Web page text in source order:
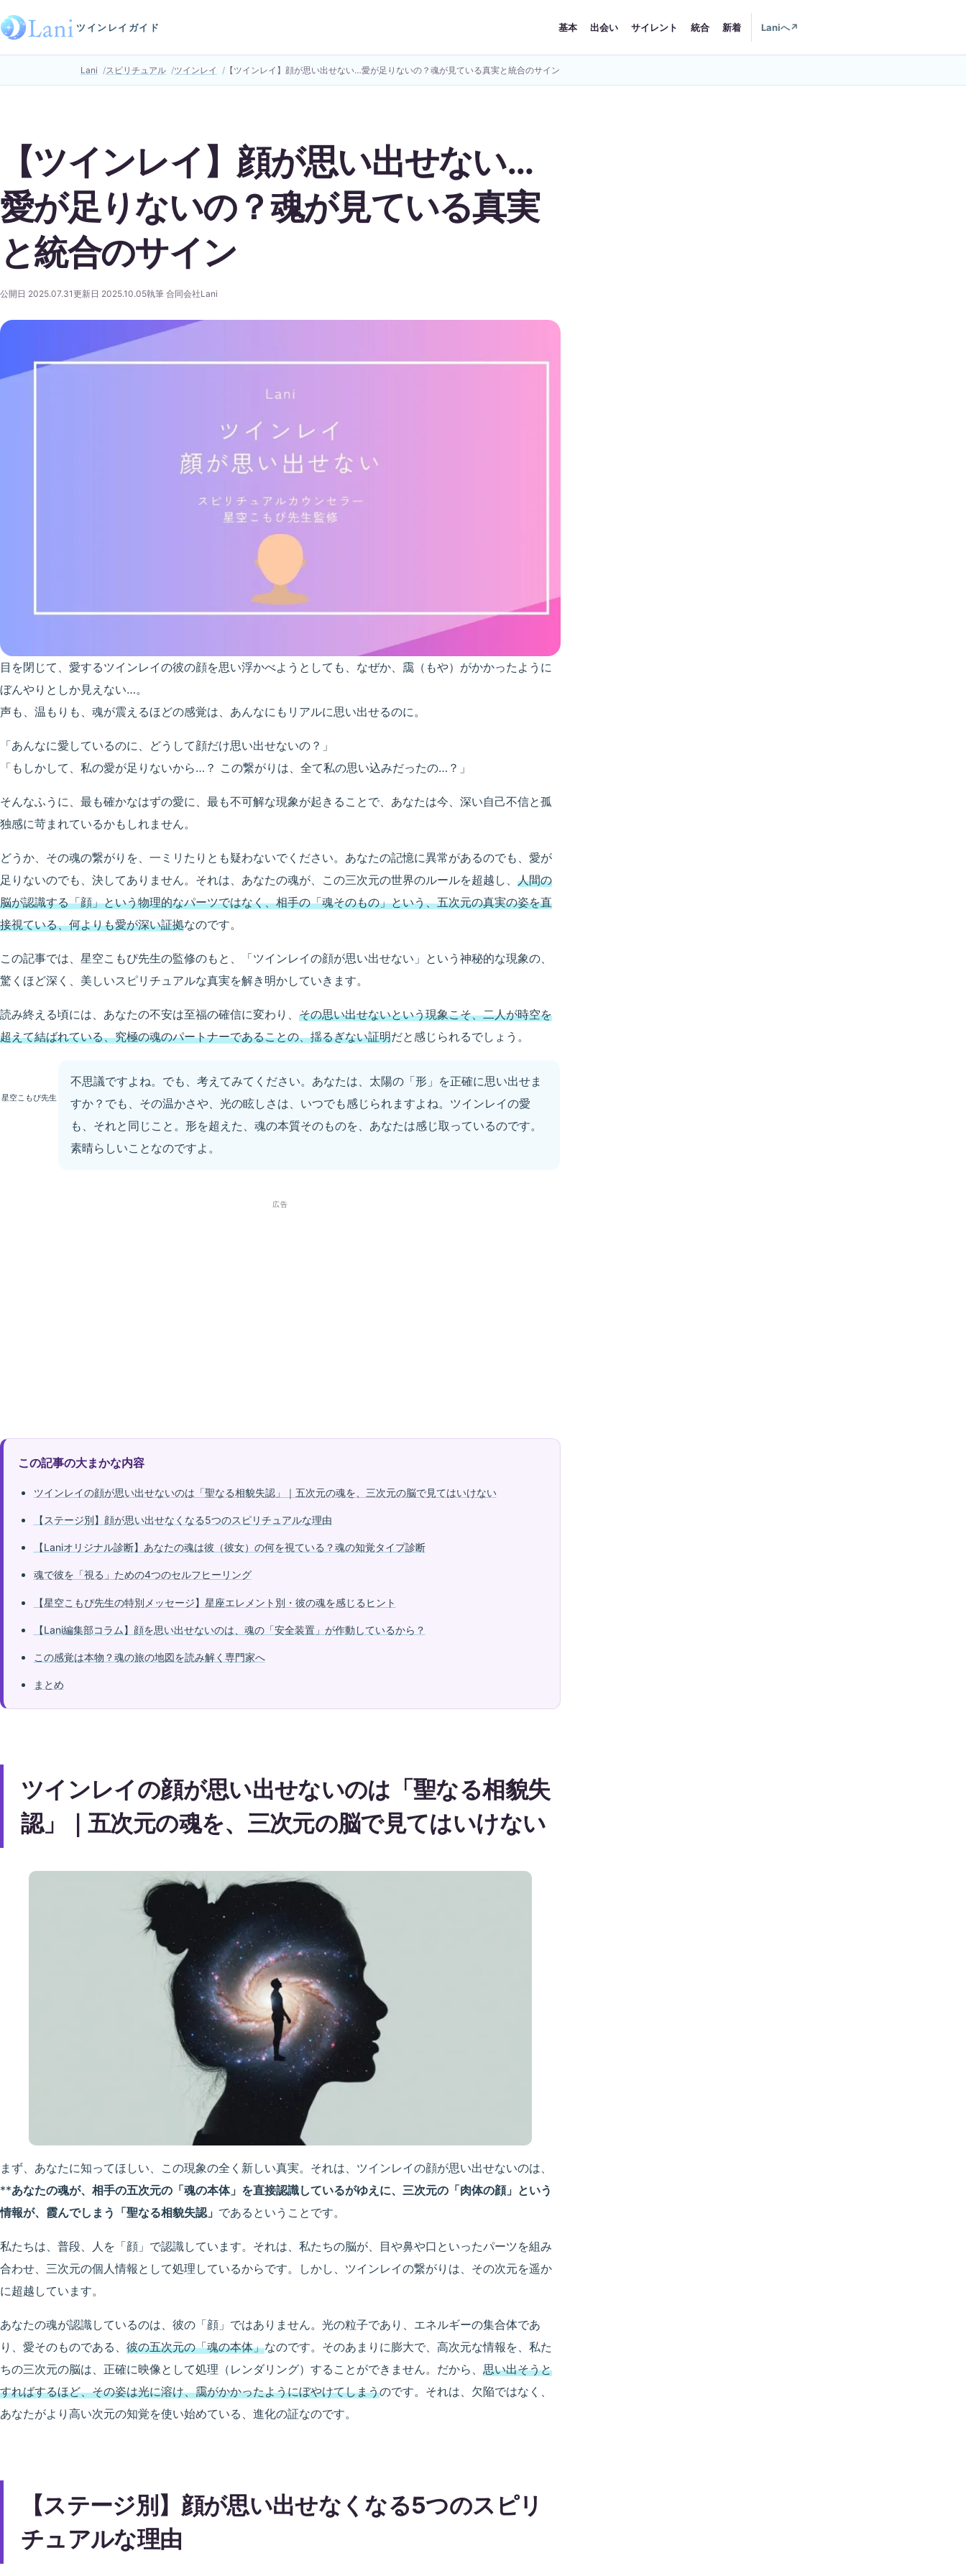
ツインレイガイド 基本 出会い サイレント 統合 新着 Laniへ↗
Lani スピリチュアル ツインレイ 【ツインレイ】顔が思い出せない…愛が足りないの？魂が見ている真実と統合のサイン
【ツインレイ】顔が思い出せない…
愛が足りないの？魂が見ている真実
と統合のサイン
公開日 2025.07.31更新日 2025.10.05執筆 合同会社Lani
目を閉じて、愛するツインレイの彼の顔を思い浮かべようとしても、なぜか、靄（もや）がかかったように
ぼんやりとしか見えない…。
声も、温もりも、魂が震えるほどの感覚は、あんなにもリアルに思い出せるのに。
「あんなに愛しているのに、どうして顔だけ思い出せないの？」
「もしかして、私の愛が足りないから…？ この繋がりは、全て私の思い込みだったの…？」
そんなふうに、最も確かなはずの愛に、最も不可解な現象が起きることで、あなたは今、深い自己不信と孤
独感に苛まれているかもしれません。
どうか、その魂の繋がりを、一ミリたりとも疑わないでください。あなたの記憶に異常があるのでも、愛が
足りないのでも、決してありません。それは、あなたの魂が、この三次元の世界のルールを超越し、 人間の
脳が認識する「顔」という物理的なパーツではなく、相手の「魂そのもの」という、五次元の真実の姿を直
接視ている、何よりも愛が深い証拠なのです。
この記事では、星空こもぴ先生の監修のもと、「ツインレイの顔が思い出せない」という神秘的な現象の、
驚くほど深く、美しいスピリチュアルな真実を解き明かしていきます。
読み終える頃には、あなたの不安は至福の確信に変わり、 その思い出せないという現象こそ、二人が時空を
超えて結ばれている、究極の魂のパートナーであることの、揺るぎない証明だと感じられるでしょう。
星空こもぴ先生
不思議ですよね。でも、考えてみてください。あなたは、太陽の「形」を正確に思い出せま
すか？でも、その温かさや、光の眩しさは、いつでも感じられますよね。ツインレイの愛
も、それと同じこと。形を超えた、魂の本質そのものを、あなたは感じ取っているのです。
素晴らしいことなのですよ。
広告
この記事の大まかな内容
ツインレイの顔が思い出せないのは「聖なる相貌失認」｜五次元の魂を、三次元の脳で見てはいけない
【ステージ別】顔が思い出せなくなる5つのスピリチュアルな理由
【Laniオリジナル診断】あなたの魂は彼（彼女）の何を視ている？魂の知覚タイプ診断
魂で彼を「視る」ための4つのセルフヒーリング
【星空こもぴ先生の特別メッセージ】星座エレメント別・彼の魂を感じるヒント
【Lani編集部コラム】顔を思い出せないのは、魂の「安全装置」が作動しているから？
この感覚は本物？魂の旅の地図を読み解く専門家へ
まとめ
ツインレイの顔が思い出せないのは「聖なる相貌失
認」｜五次元の魂を、三次元の脳で見てはいけない
まず、あなたに知ってほしい、この現象の全く新しい真実。それは、ツインレイの顔が思い出せないのは、
**あなたの魂が、相手の五次元の「魂の本体」を直接認識しているがゆえに、三次元の「肉体の顔」という
情報が、霞んでしまう「聖なる相貌失認」 であるということです。
私たちは、普段、人を「顔」で認識しています。それは、私たちの脳が、目や鼻や口といったパーツを組み
合わせ、三次元の個人情報として処理しているからです。しかし、ツインレイの繋がりは、その次元を遥か
に超越しています。
あなたの魂が認識しているのは、彼の「顔」ではありません。光の粒子であり、エネルギーの集合体であ
り、愛そのものである、 彼の五次元の「魂の本体」なのです。そのあまりに膨大で、高次元な情報を、私た
ちの三次元の脳は、正確に映像として処理（レンダリング）することができません。だから、 思い出そうと
すればするほど、その姿は光に溶け、靄がかかったようにぼやけてしまうのです。それは、欠陥ではなく、
あなたがより高い次元の知覚を使い始めている、進化の証なのです。
【ステージ別】顔が思い出せなくなる5つのスピリ
チュアルな理由